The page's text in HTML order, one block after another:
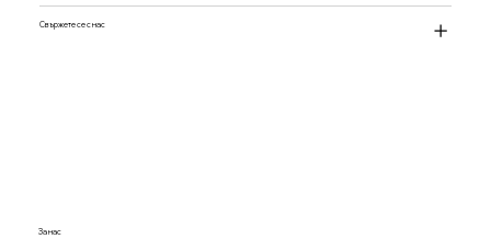
Свържете се с нас
За нас